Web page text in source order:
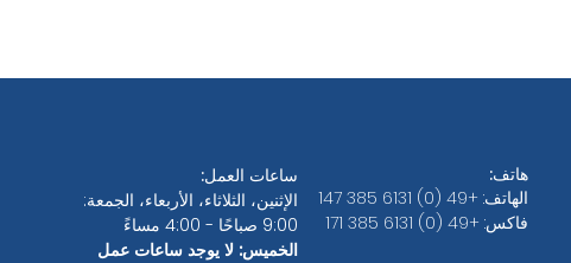
ساعات العمل:
الإثنين، الثلاثاء، الأربعاء، الجمعة:
9:00 صباحًا - 4:00 مساءً
الخميس: لا يوجد ساعات عمل
هاتف:
الهاتف: +49 (0) 6131 385 147
فاكس: +49 (0) 6131 385 171